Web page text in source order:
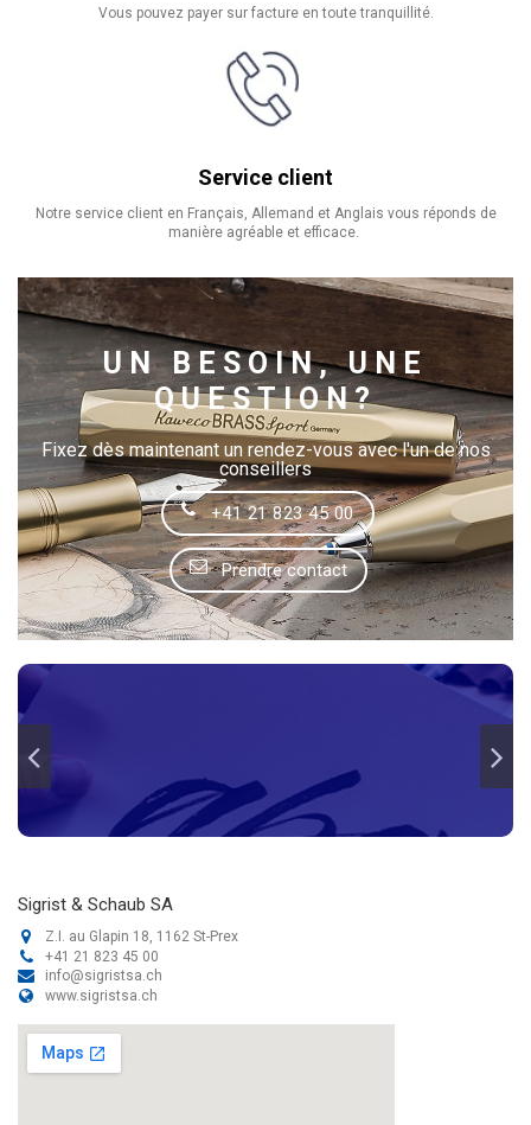
Vous pouvez payer sur facture en toute tranquillité.
Service client
Notre service client en Français, Allemand et Anglais vous réponds de
manière agréable et efficace.
UN BESOIN, UNE
QUESTION?
Fixez dès maintenant un rendez-vous avec l'un de nos
conseillers
+41 21 823 45 00
Prendre contact
Sigrist & Schaub SA
Z.I. au Glapin 18, 1162 St-Prex
+41 21 823 45 00
info@sigristsa.ch
www.sigristsa.ch